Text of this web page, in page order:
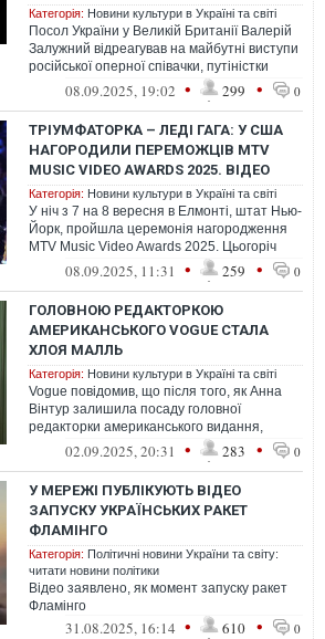
Категорія: Новини культури в Україні та світі
Посол України у Великій Британії Валерій
Залужний відреагував на майбутні виступи
російської оперної співачки, путіністки
Анни Нетребко в Королівській...
08.09.2025, 19:02 • 299 • 0
ТРІУМФАТОРКА – ЛЕДІ ГАГА: У США
НАГОРОДИЛИ ПЕРЕМОЖЦІВ MTV
MUSIC VIDEO AWARDS 2025. ВІДЕО
Категорія: Новини культури в Україні та світі
У ніч з 7 на 8 вересня в Елмонті, штат Нью-
Йорк, пройшла церемонія нагородження
MTV Music Video Awards 2025. Цьогоріч
найбільшу кількість нагород отри...
08.09.2025, 11:31 • 259 • 0
ГОЛОВНОЮ РЕДАКТОРКОЮ
АМЕРИКАНСЬКОГО VOGUE СТАЛА
ХЛОЯ МАЛЛЬ
Категорія: Новини культури в Україні та світі
Vogue повідомив, що після того, як Анна
Вінтур залишила посаду головної
редакторки американського видання,
редакцію очолить Хлоя Малль.
02.09.2025, 20:31 • 283 • 0
У МЕРЕЖІ ПУБЛІКУЮТЬ ВІДЕО
ЗАПУСКУ УКРАЇНСЬКИХ РАКЕТ
ФЛАМІНГО
Категорія: Політичні новини України та світу:
читати новини політики
Відео заявлено, як момент запуску ракет
Фламінго
31.08.2025, 16:14 • 610 • 0